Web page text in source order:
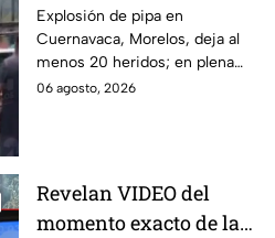
desesperación y el
llanto de un niño;
adultos desatan pelea
tras explosión de pipa
Explosión de pipa en
Cuernavaca, Morelos, deja al
menos 20 heridos; en plena
emergencia, dos hombres
06 agosto, 2026
Revelan VIDEO del
momento exacto de la